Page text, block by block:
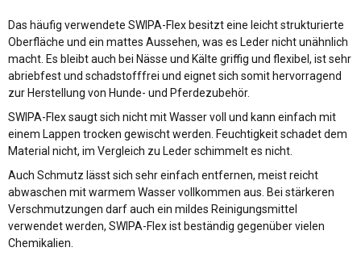
Das häufig verwendete SWIPA-Flex besitzt eine leicht strukturierte
Oberfläche und ein mattes Aussehen, was es Leder nicht unähnlich
macht. Es bleibt auch bei Nässe und Kälte griffig und flexibel, ist sehr
abriebfest und schadstofffrei und eignet sich somit hervorragend
zur Herstellung von Hunde- und Pferdezubehör.
SWIPA-Flex saugt sich nicht mit Wasser voll und kann einfach mit
einem Lappen trocken gewischt werden. Feuchtigkeit schadet dem
Material nicht, im Vergleich zu Leder schimmelt es nicht.
Auch Schmutz lässt sich sehr einfach entfernen, meist reicht
abwaschen mit warmem Wasser vollkommen aus. Bei stärkeren
Verschmutzungen darf auch ein mildes Reinigungsmittel
verwendet werden, SWIPA-Flex ist beständig gegenüber vielen
Chemikalien.